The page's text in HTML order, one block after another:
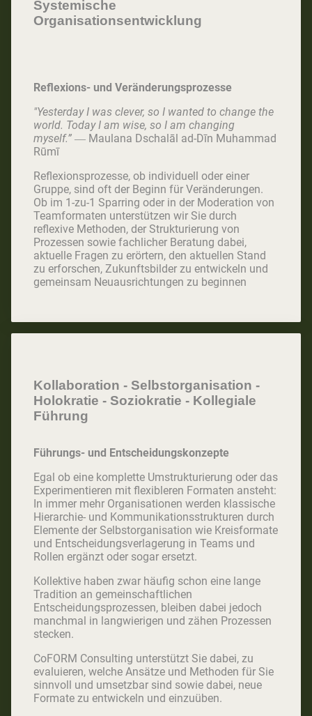
Systemische
Organisationsentwicklung
Reflexions- und Veränderungsprozesse
"Yesterday I was clever, so I wanted to change the
world. Today I am wise, so I am changing
myself.” ― Maulana Dschalāl ad-Dīn Muhammad
Rūmī
Reflexionsprozesse, ob individuell oder einer
Gruppe, sind oft der Beginn für Veränderungen.
Ob im 1-zu-1 Sparring oder in der Moderation von
Teamformaten unterstützen wir Sie durch
reflexive Methoden, der Strukturierung von
Prozessen sowie fachlicher Beratung dabei,
aktuelle Fragen zu erörtern, den aktuellen Stand
zu erforschen, Zukunftsbilder zu entwickeln und
gemeinsam Neuausrichtungen zu beginnen
Kollaboration - Selbstorganisation -
Holokratie - Soziokratie - Kollegiale
Führung
Führungs- und Entscheidungskonzepte
Egal ob eine komplette Umstrukturierung oder das
Experimentieren mit flexibleren Formaten ansteht:
In immer mehr Organisationen werden klassische
Hierarchie- und Kommunikationsstrukturen durch
Elemente der Selbstorganisation wie Kreisformate
und Entscheidungsverlagerung in Teams und
Rollen ergänzt oder sogar ersetzt.
Kollektive haben zwar häufig schon eine lange
Tradition an gemeinschaftlichen
Entscheidungsprozessen, bleiben dabei jedoch
manchmal in langwierigen und zähen Prozessen
stecken.
CoFORM Consulting unterstützt Sie dabei, zu
evaluieren, welche Ansätze und Methoden für Sie
sinnvoll und umsetzbar sind sowie dabei, neue
Formate zu entwickeln und einzuüben.